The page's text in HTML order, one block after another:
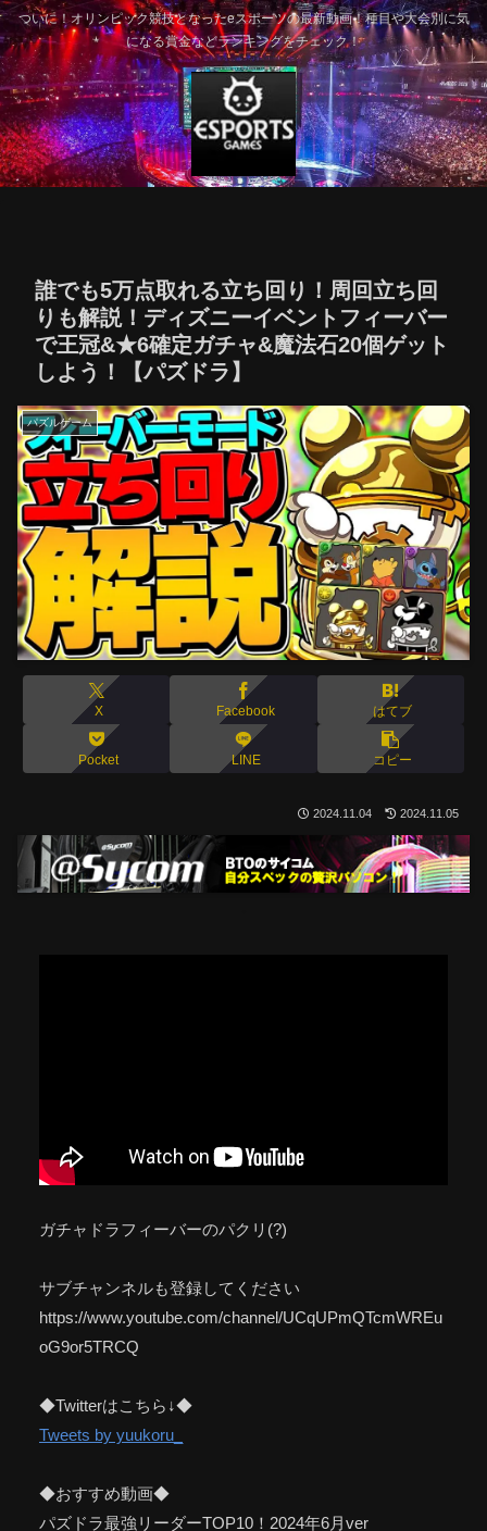
ついに！オリンピック競技となったeスポーツの最新動画！種目や大会別に気
になる賞金などランキングをチェック！
誰でも5万点取れる立ち回り！周回立ち回
りも解説！ディズニーイベントフィーバー
で王冠&★6確定ガチャ&魔法石20個ゲット
しよう！【パズドラ】
パズルゲーム
X Facebook はてブ
Pocket LINE コピー
2024.11.04 2024.11.05
ガチャドラフィーバーのパクリ(?)
サブチャンネルも登録してください
https://www.youtube.com/channel/UCqUPmQTcmWREu
oG9or5TRCQ
◆Twitterはこちら↓◆
Tweets by yuukoru_
◆おすすめ動画◆
パズドラ最強リーダーTOP10！2024年6月ver